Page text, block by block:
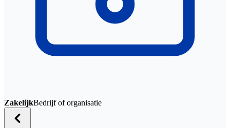
ZakelijkBedrijf of organisatie